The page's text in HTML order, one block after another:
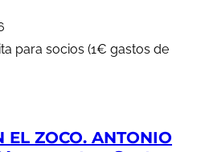
para socios (1€ gastos de
EL ZOCO. ANTONIO